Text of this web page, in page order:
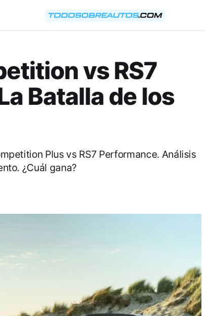
vs RS7
Batalla de los
Plus vs RS7 Performance. Análisis
¿Cuál gana?